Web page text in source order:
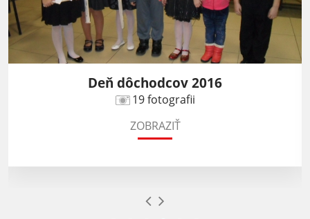
Deň dôchodcov 2016
19 fotografii
ZOBRAZIŤ